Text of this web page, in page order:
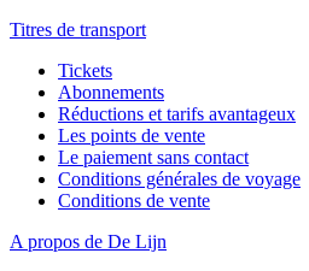
Titres de transport
Tickets
Abonnements
Réductions et tarifs avantageux
Les points de vente
Le paiement sans contact
Conditions générales de voyage
Conditions de vente
A propos de De Lijn